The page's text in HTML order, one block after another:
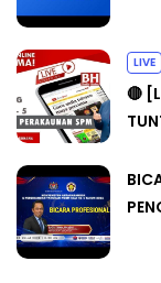
LIVE
🔴